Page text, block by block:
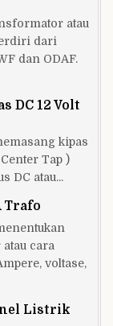
atau
dari
dan ODAF.
DC 12 Volt
kipas
Tap )
DC atau...
Trafo
cara
voltase,
Listrik